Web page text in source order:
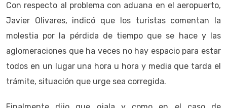
Con respecto al problema con aduana en el aeropuerto,
Javier Olivares, indicó que los turistas comentan la
molestia por la pérdida de tiempo que se hace y las
aglomeraciones que ha veces no hay espacio para estar
todos en un lugar una hora u hora y media que tarda el
trámite, situación que urge sea corregida.